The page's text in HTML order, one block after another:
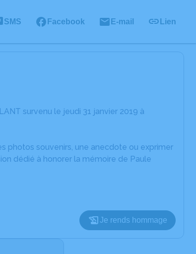
SMS Facebook E-mail Lien
survenu le jeudi 31 janvier 2019 à
photos souvenirs, une anecdote ou exprimer
dédié à honorer la mémoire de Paule
Je rends hommage